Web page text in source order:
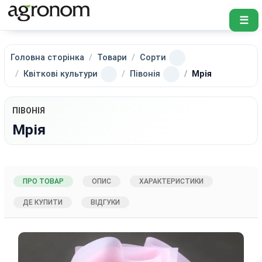
☰
Головна сторінка Товари
Сорти
Квіткові культури
Півонія Мрія
ПІВОНІЯ
Мрія
ПРО ТОВАР ОПИС ХАРАКТЕРИСТИКИ
ДЕ КУПИТИ ВІДГУКИ